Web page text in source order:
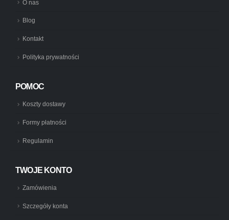
O nas
Blog
Kontakt
Polityka prywatności
POMOC
Koszty dostawy
Formy płatności
Regulamin
TWOJE KONTO
Zamówienia
Szczegóły konta